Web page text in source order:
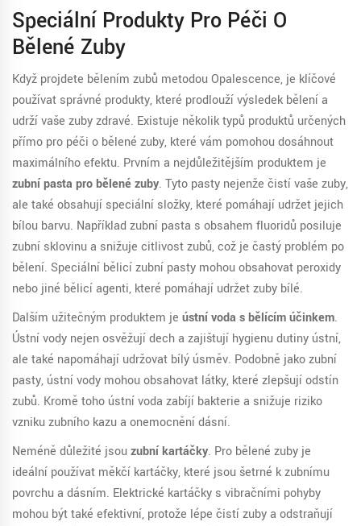
Speciální Produkty Pro Péči O
Bělené Zuby
Když projdete bělením zubů metodou Opalescence, je klíčové
používat správné produkty, které prodlouží výsledek bělení a
udrží vaše zuby zdravé. Existuje několik typů produktů určených
přímo pro péči o bělené zuby, které vám pomohou dosáhnout
maximálního efektu. Prvním a nejdůležitějším produktem je
zubní pasta pro bělené zuby. Tyto pasty nejenže čistí vaše zuby,
ale také obsahují speciální složky, které pomáhají udržet jejich
bílou barvu. Například zubní pasta s obsahem fluoridů posiluje
zubní sklovinu a snižuje citlivost zubů, což je častý problém po
bělení. Speciální bělicí zubní pasty mohou obsahovat peroxidy
nebo jiné bělicí agenti, které pomáhají udržet zuby bílé.
Dalším užitečným produktem je ústní voda s bělícím účinkem.
Ústní vody nejen osvěžují dech a zajišťují hygienu dutiny ústní,
ale také napomáhají udržovat bílý úsměv. Podobně jako zubní
pasty, ústní vody mohou obsahovat látky, které zlepšují odstín
zubů. Kromě toho ústní voda zabíjí bakterie a snižuje riziko
vzniku zubního kazu a onemocnění dásní.
Neméně důležité jsouzubní kartáčky. Pro bělené zuby je
ideální používat měkčí kartáčky, které jsou šetrné k zubnímu
povrchu a dásním. Elektrické kartáčky s vibračními pohyby
mohou být také efektivní, protože lépe čistí zuby a odstraňují